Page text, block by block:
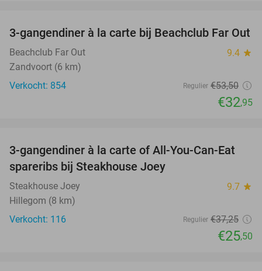
38%
3-gangendiner à la carte bij Beachclub Far Out
Beachclub Far Out 9.4 star
Zandvoort (6 km)
Verkocht: 854
Regulier €53,50
€32,95
32%
3-gangendiner à la carte of All-You-Can-Eat
spareribs bij Steakhouse Joey
Steakhouse Joey 9.7 star
Hillegom (8 km)
Verkocht: 116
Regulier €37,25
€25,50